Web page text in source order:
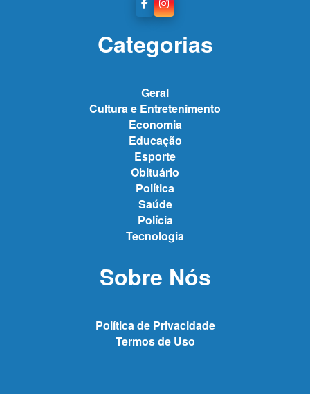
Categorias
Geral
Cultura e Entretenimento
Economia
Educação
Esporte
Obituário
Política
Saúde
Polícia
Tecnologia
Sobre Nós
Política de Privacidade
Termos de Uso